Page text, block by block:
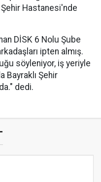
Şehir Hastanesi'nde
DİSK 6 Nolu Şube
ipten almış.
söyleniyor, iş yeriyle
Bayraklı Şehir
dedi.